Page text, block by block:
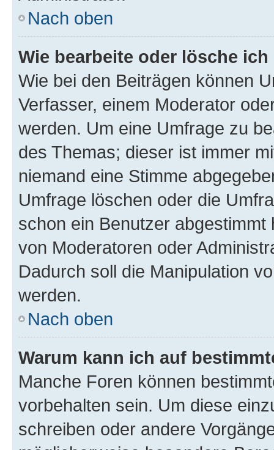
Nach oben
Wie bearbeite oder lösche
Wie bei den Beiträgen können
Verfasser, einem Moderator
werden. Um eine Umfrage zu
des Themas; dieser ist immer
niemand eine Stimme
Umfrage löschen oder die
schon ein Benutzer
von Moderatoren oder
Dadurch soll die Manipulation
werden.
Nach oben
Warum kann ich auf
Manche Foren können
vorbehalten sein. Um diese
schreiben oder andere